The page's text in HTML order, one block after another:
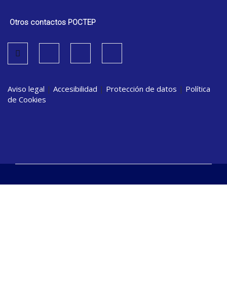
Otros contactos POCTEP
Aviso legal | Accesibilidad | Protección de datos | Política
de Cookies